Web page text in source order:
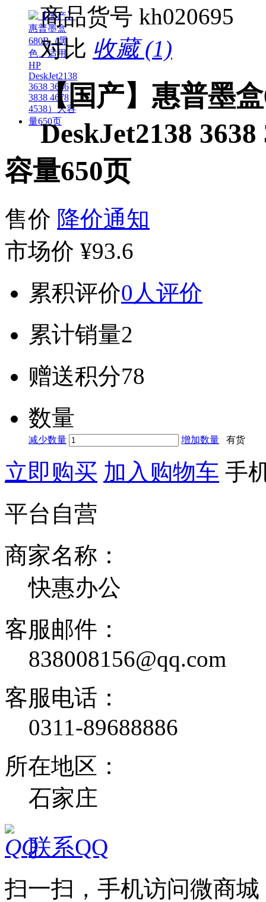
商品货号 kh020695
对比 收藏 (1)
【国产】惠普墨
DeskJet2138
容量650页
售价 降价通知
市场价 ¥93.6
累积评价0人评价
累计销量2
赠送积分78
数量
减少数量 增加数量 有货
立即购买 加入购物车 手
平台自营
商家名称：
快惠办公
客服邮件：
838008156@qq.com
客服电话：
0311-89688886
所在地区：
石家庄
联系QQ
扫一扫，手机访问微商城